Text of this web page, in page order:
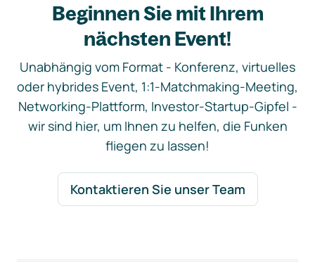
Beginnen Sie mit Ihrem
nächsten Event!
Unabhängig vom Format - Konferenz, virtuelles
oder hybrides Event, 1:1-Matchmaking-Meeting,
Networking-Plattform, Investor-Startup-Gipfel -
wir sind hier, um Ihnen zu helfen, die Funken
fliegen zu lassen!
Kontaktieren Sie unser Team